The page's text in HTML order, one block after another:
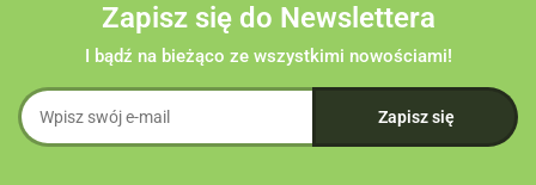
Zapisz się do Newslettera
I bądź na bieżąco ze wszystkimi nowościami!